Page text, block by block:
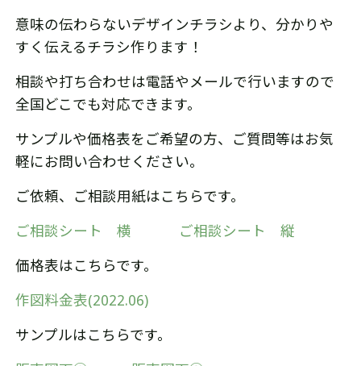
意味の伝わらないデザインチラシより、分かりや
すく伝えるチラシ作ります！
相談や打ち合わせは電話やメールで行いますので
全国どこでも対応できます。
サンプルや価格表をご希望の方、ご質問等はお気
軽にお問い合わせください。
ご依頼、ご相談用紙はこちらです。
ご相談シート 横 ご相談シート 縦
価格表はこちらです。
作図料金表(2022.06)
サンプルはこちらです。